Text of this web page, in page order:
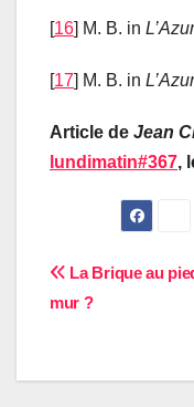
[16] M. B. in L’Azur
[17] M. B. in L’Azur
Article de Jean
lundimatin#367,
l’article
La Brique au
mur ?